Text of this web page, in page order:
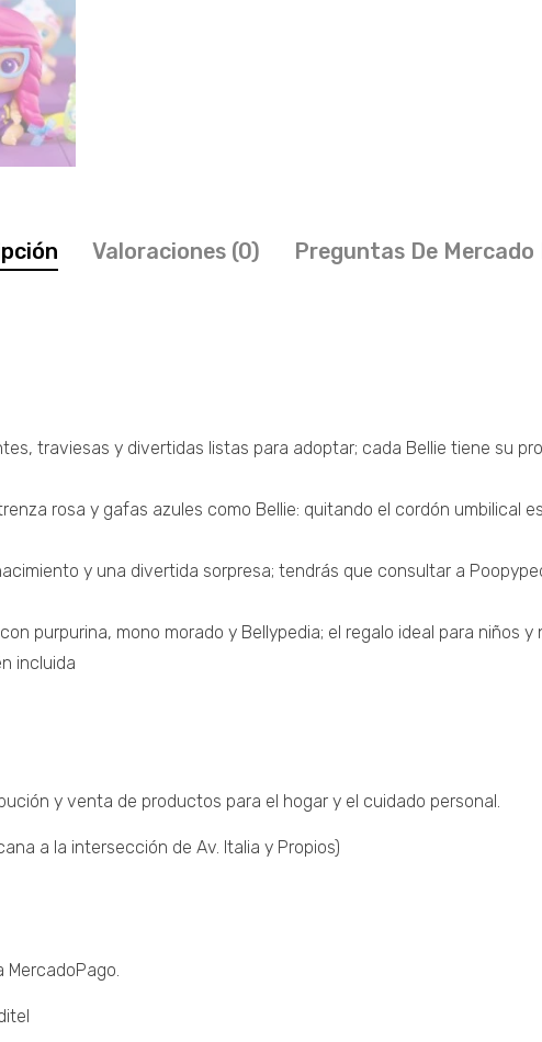
Valoraciones (0) Preguntas De Mercado
traviesas y divertidas listas para adoptar; cada Bellie tiene su
rosa y gafas azules como Bellie: quitando el cordón umbilical
y una divertida sorpresa; tendrás que consultar a
purpurina, mono morado y Bellypedia; el regalo ideal para niños y
incluida
y venta de productos para el hogar y el cuidado personal.
a la intersección de Av. Italia y Propios)